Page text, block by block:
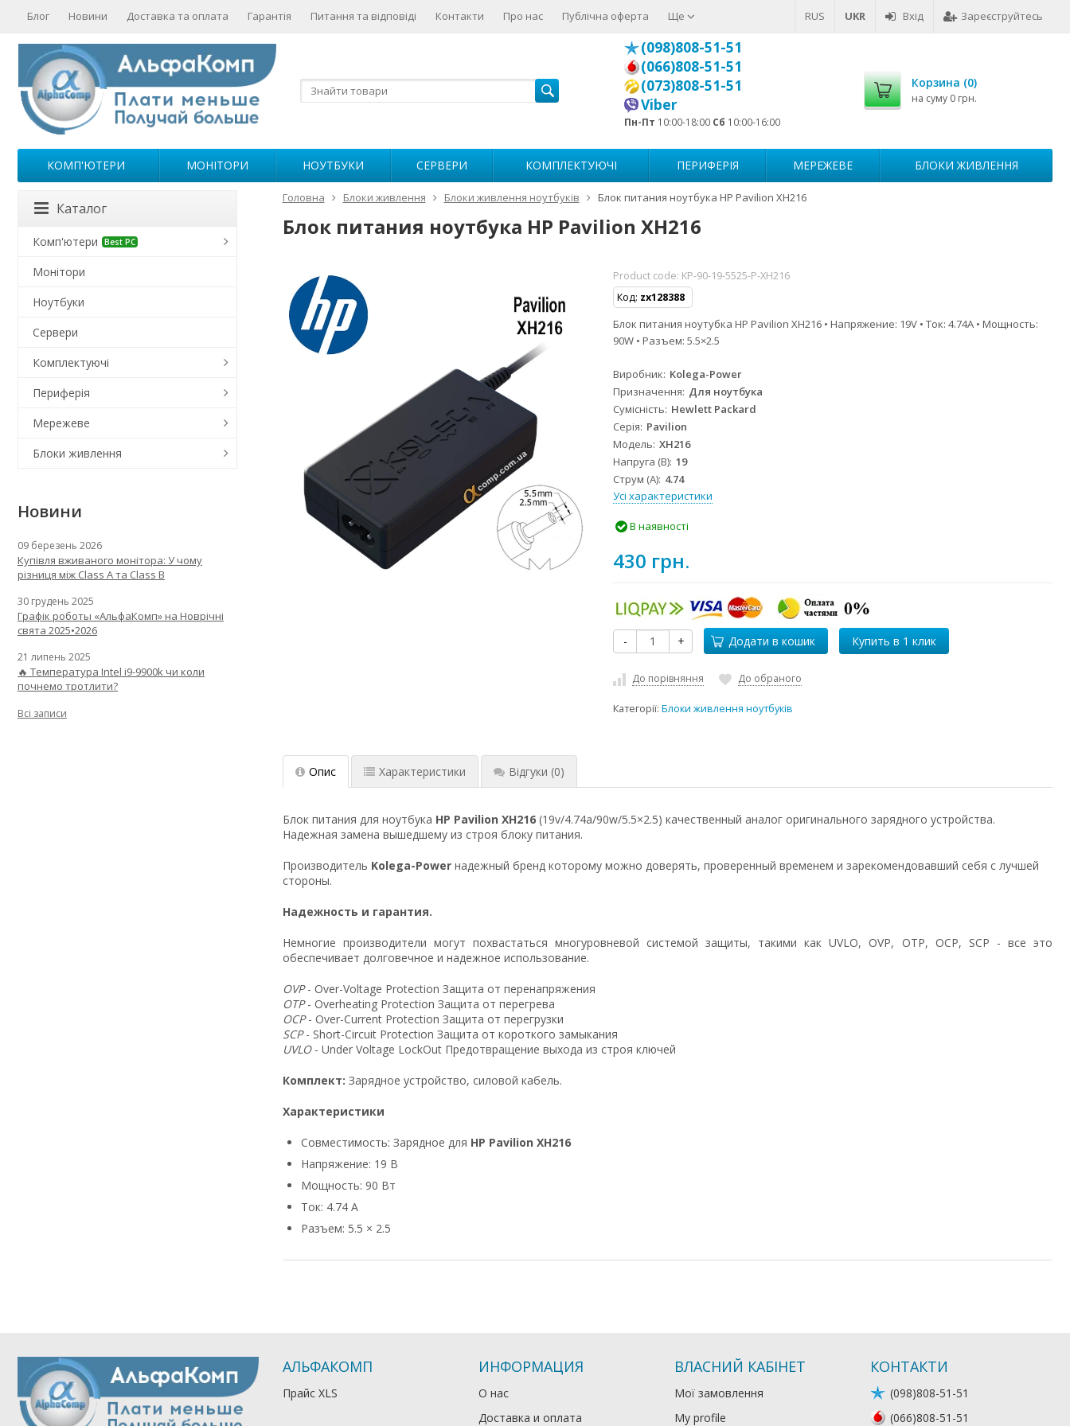
RUS UKR Вхід Зареєструйтесь
Блог Новини Доставка та оплата Гарантія Питання та відповіді Контакти Про нас Публічна оферта Ще
(098)808-51-51
(066)808-51-51
(073)808-51-51
Viber
Пн-Пт 10:00-18:00 Сб 10:00-16:00
Корзина (0)
на суму 0 грн.
КОМП'ЮТЕРИ МОНІТОРИ НОУТБУКИ СЕРВЕРИ КОМПЛЕКТУЮЧІ ПЕРИФЕРІЯ МЕРЕЖЕВЕ БЛОКИ ЖИВЛЕННЯ
Головна Блоки живлення Блоки живлення ноутбуків Блок питания ноутбука HP Pavilion XH216
Блок питания ноутбука HP Pavilion XH216
Product code: KP-90-19-5525-P-XH216
Код: zx128388
Блок питания ноутубка HP Pavilion XH216 • Напряжение: 19V • Ток: 4.74A • Мощность:
90W • Разъем: 5.5×2.5
Виробник Kolega-Power
Призначення Для ноутбука
Сумісність Hewlett Packard
Серія Pavilion
Модель XH216
Напруга (В) 19
Струм (А) 4.74
Усі характеристики
В наявності
430 грн.
- + Додати в кошик
До порівняння До обраного
Категорії:Блоки живлення ноутбуків
Опис Характеристики Відгуки (0)
Блок питания для ноутбука HP Pavilion XH216 (19v/4.74a/90w/5.5×2.5) качественный аналог оригинального зарядного устройства.
Надежная замена вышедшему из строя блоку питания.
Производитель Kolega-Powerнадежный бренд которому можно доверять, проверенный временем и зарекомендовавший себя с лучшей
стороны.
Надежность и гарантия.
Немногие производители могут похвастаться многуровневой системой защиты, такими как UVLO, OVP, OTP, OCP, SCP - все это
обеспечивает долговечное и надежное использование.
OVP- Over-Voltage Protection Защита от перенапряжения
OTP- Overheating Protection Защита от перегрева
OCP- Over-Current Protection Защита от перегрузки
SCP- Short-Circuit Protection Защита от короткого замыкания
UVLO- Under Voltage LockOut Предотвращение выхода из строя ключей
Комплект: Зарядное устройство, силовой кабель.
Характеристики
Совместимость: Зарядное для HP Pavilion XH216
Напряжение: 19 В
Мощность: 90 Вт
Ток: 4.74 А
Разъем: 5.5 × 2.5
Каталог
Комп'ютери Best PC
Монітори
Ноутбуки
Сервери
Комплектуючі
Периферія
Мережеве
Блоки живлення
Новини
09 березень 2026
Купівля вживаного монітора: У чому
різниця між Class A та Class B
30 грудень 2025
Графік роботы «АльфаКомп» на Новрічні
свята 2025•2026
21 липень 2025
🔥 Температура Intel i9-9900k чи коли
почнемо тротлити?
Всі записи
АЛЬФАКОМП
Прайс XLS
ИНФОРМАЦИЯ
О нас
Доставка и оплата
ВЛАСНИЙ КАБІНЕТ
Мої замовлення
My profile
КОНТАКТИ
(098)808-51-51
(066)808-51-51